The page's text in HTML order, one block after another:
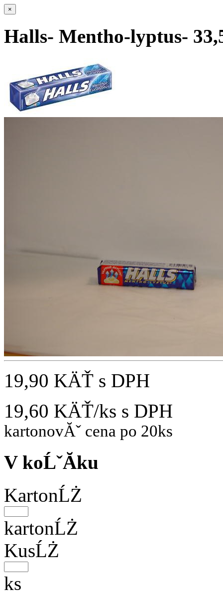
×
Halls- Mentho-lyptus-
19,90 KÄŤ s DPH
19,60 KÄŤ/ks s DPH
kartonovĂˇ cena po 20ks
V koĹˇĂ­ku
KartonĹŻ
kartonĹŻ
KusĹŻ
ks